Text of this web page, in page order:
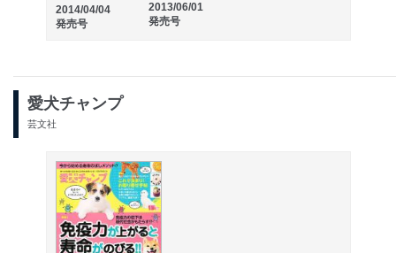
2014/04/04
発売号
2013/06/01
発売号
愛犬チャンプ
芸文社